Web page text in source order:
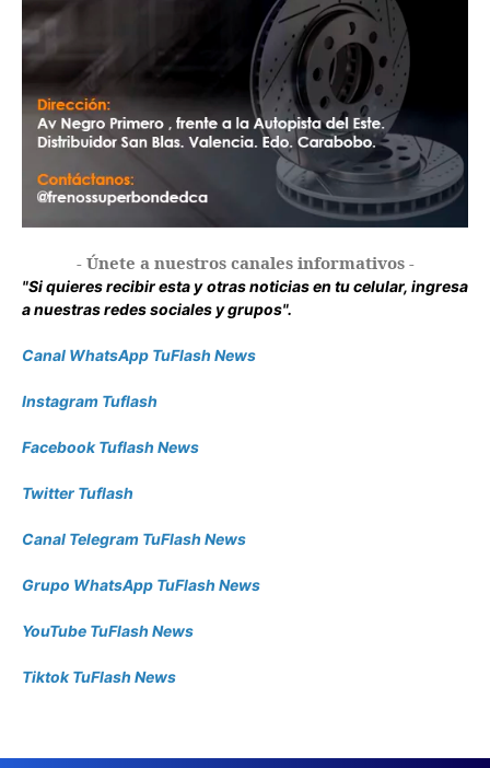
- Únete a nuestros canales informativos -
"Si quieres recibir esta y otras noticias en tu celular, ingresa
a nuestras redes sociales y grupos".
Canal WhatsApp TuFlash News
Instagram Tuflash
Facebook Tuflash News
Twitter Tuflash
Canal Telegram TuFlash News
Grupo WhatsApp TuFlash News
YouTube TuFlash News
Tiktok TuFlash News